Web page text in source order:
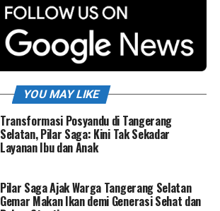
YOU MAY LIKE
Transformasi Posyandu di Tangerang
Selatan, Pilar Saga: Kini Tak Sekadar
Layanan Ibu dan Anak
Pilar Saga Ajak Warga Tangerang Selatan
Gemar Makan Ikan demi Generasi Sehat dan